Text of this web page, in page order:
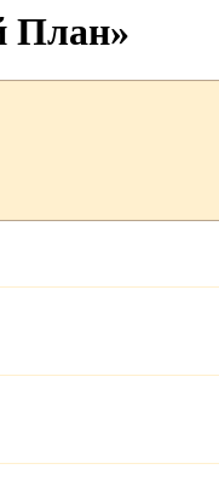
План»